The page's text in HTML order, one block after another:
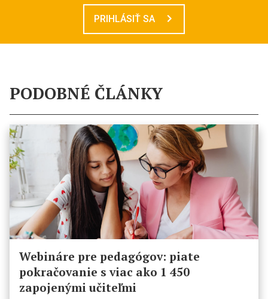
PRIHLÁSIŤ SA
PODOBNÉ ČLÁNKY
Webináre pre pedagógov: piate
pokračovanie s viac ako 1 450
zapojenými učiteľmi